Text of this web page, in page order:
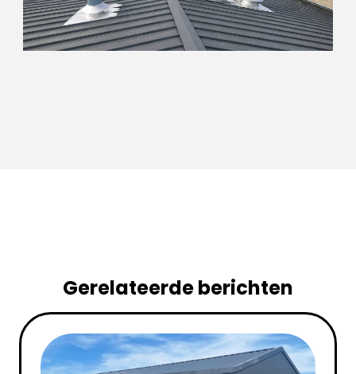
Gerelateerde berichten